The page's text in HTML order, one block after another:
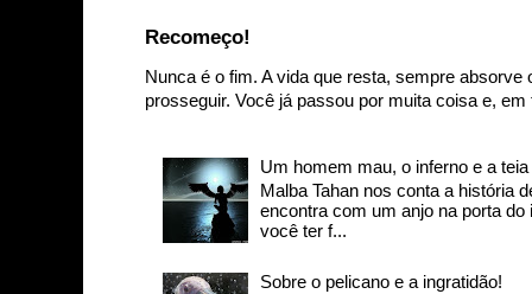
Recomeço!
Nunca é o fim. A vida que resta, sempre
prosseguir. Você já passou por muita coisa e,
Um homem mau, o inferno e a
Malba Tahan nos conta a história
encontra com um anjo na porta do
você ter f...
Sobre o pelicano e a ingratidão!